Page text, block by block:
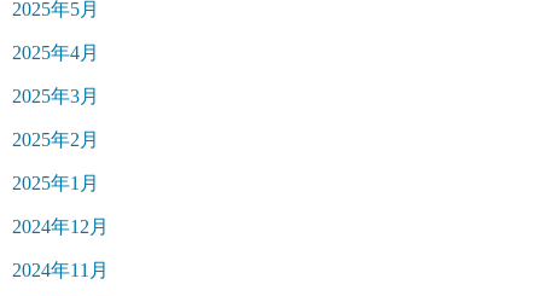
2025年5月
2025年4月
2025年3月
2025年2月
2025年1月
2024年12月
2024年11月